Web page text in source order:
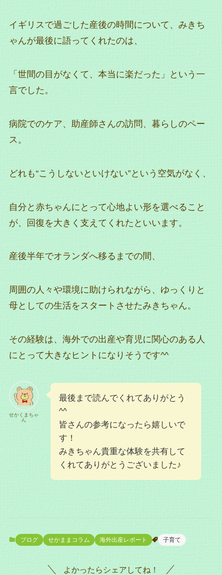
イギリスで過ごした産後の時間について、みきち
ゃんが最後に語ってくれたのは、
「世間の目がなくて、本当に楽だった」という一
言でした。
病院でのケア、助産師さんの訪問、暮らしのペー
ス。
どれも“こうしないといけない”という空気がなく、
自分と赤ちゃんにとって心地よい形を選べること
が、回復を大きく支えてくれたといいます。
産後半年でオランダへ移るまでの間、
周囲の人々や環境に助けられながら、ゆっくりと
母としての生活をスタートさせたみきちゃん。
その経験は、海外での出産や育児に関心のある人
にとって大きなヒントになりそうです^^
せかくまちゃ
ん
最後まで読んでくれてありがとう
^^
皆さんの参考になったら嬉しいで
す！
みきちゃん貴重な体験を共有して
くれてありがとうございました♪
ブログ せかままコラム 海外出産レポート 子育て
よかったらシェアしてね！